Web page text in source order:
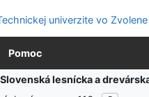
Pomoc
Slovenská lesnícka a